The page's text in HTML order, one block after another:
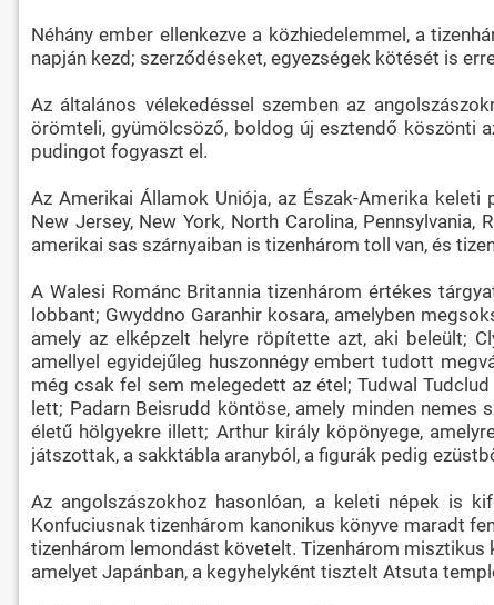
Néhány ember ellenkezve a közhiedelemmel, a
napján kezd; szerződéseket, egyezségek kötését is
Az általános vélekedéssel szemben az
örömteli, gyümölcsöző, boldog új esztendő köszönti
pudingot fogyaszt el.
Az Amerikai Államok Uniója, az Észak-Amerika
New Jersey, New York, North Carolina,
amerikai sas szárnyaiban is tizenhárom toll van, és
A Walesi Románc Britannia tizenhárom értékes
lobbant; Gwyddno Garanhir kosara, amelyben
amely az elképzelt helyre röpítette azt, aki beleült;
amellyel egyidejűleg huszonnégy embert tudott
még csak fel sem melegedett az étel; Tudwal
lett; Padarn Beisrudd köntöse, amely minden nemes
életű hölgyekre illett; Arthur király köpönyege,
játszottak, a sakktábla aranyból, a figurák pedig
Az angolszászokhoz hasonlóan, a keleti népek is
Konfuciusnak tizenhárom kanonikus könyve maradt
tizenhárom lemondást követelt. Tizenhárom
amelyet Japánban, a kegyhelyként tisztelt Atsuta